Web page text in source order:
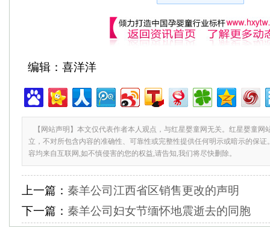
编辑：喜洋洋
【网站声明】本文仅代表作者本人观点，与红星婴童网无关。红星婴童网
立，不对所包含内容的准确性、可靠性或完整性提供任何明示或暗示的保
容均来自互联网,如不慎侵害的您的权益,请告知,我们将尽快删除。
上一篇： 秦羊公司江西省区销售更改的声明
下一篇： 秦羊公司妇女节缅怀地震逝去的同胞